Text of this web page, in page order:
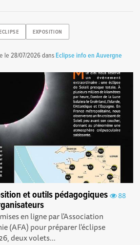
EXPOSITION
le28/07/2026dans Eclipse info en Auvergne
88
et outils pédagogiques
en ligne par l'Association
(AFA) pour préparer l'éclipse
deux volets...